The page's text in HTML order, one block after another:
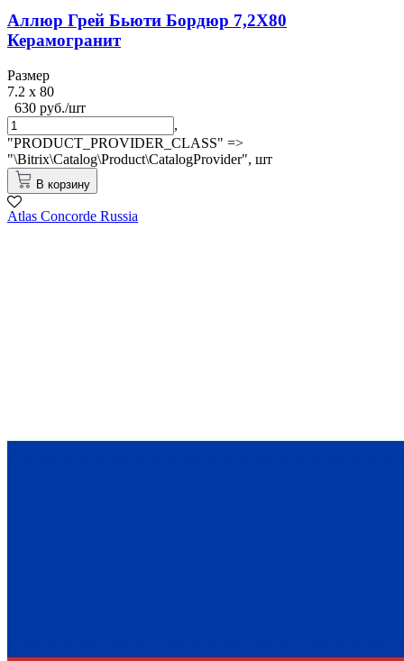
Аллюр Грей Бьюти Бордюр 7,2X80
Керамогранит
Размер
7.2 x 80
630 руб./шт
,
"PRODUCT_PROVIDER_CLASS" =>
"\Bitrix\Catalog\Product\CatalogProvider", шт
В корзину
Atlas Concorde Russia